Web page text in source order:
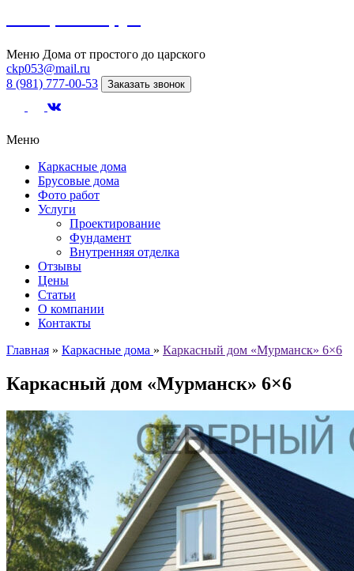
Меню Дома от простого до царского
ckp053@mail.ru
8 (981) 777-00-53
Заказать звонок
Меню
Каркасные дома
Брусовые дома
Фото работ
Услуги
Проектирование
Фундамент
Внутренняя отделка
Отзывы
Цены
Статьи
О компании
Контакты
Главная » Каркасные дома » Каркасный дом «Мурманск» 6×6
Каркасный дом «Мурманск» 6×6